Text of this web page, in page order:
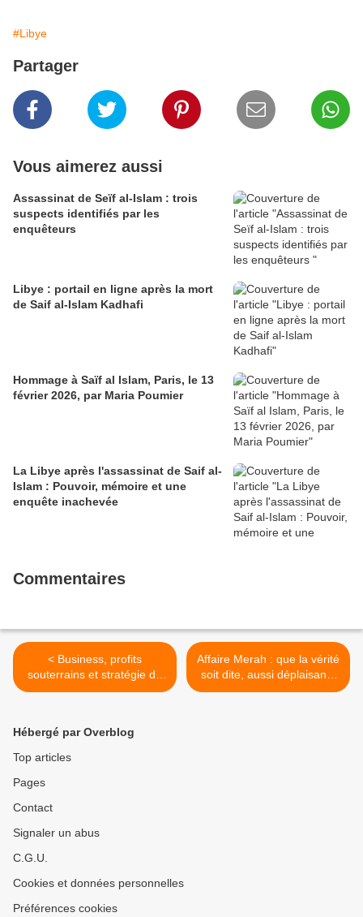
#Libye
Partager
Vous aimerez aussi
Assassinat de Seïf al-Islam : trois
suspects identifiés par les
enquêteurs
Libye : portail en ligne après la mort
de Saif al-Islam Kadhafi
Hommage à Saïf al Islam, Paris, le 13
février 2026, par Maria Poumier
La Libye après l'assassinat de Saif al-
Islam : Pouvoir, mémoire et une
enquête inachevée
Commentaires
< Business, profits
souterrains et stratégie de
la terreur. La recolonisation
Affaire Merah : que la vérité
soit dite, aussi déplaisante
soit-elle… >
Hébergé par Overblog
Top articles
Pages
Contact
Signaler un abus
C.G.U.
Cookies et données personnelles
Préférences cookies